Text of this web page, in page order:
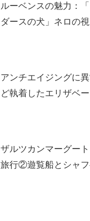
ルーベンスの魅力：
ダースの犬」ネロの
アンチエイジングに
ど執着したエリザベ
ザルツカンマーグー
旅行②遊覧船とシャフ